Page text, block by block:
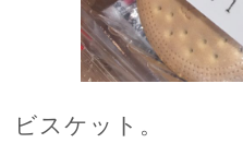
ビスケット。